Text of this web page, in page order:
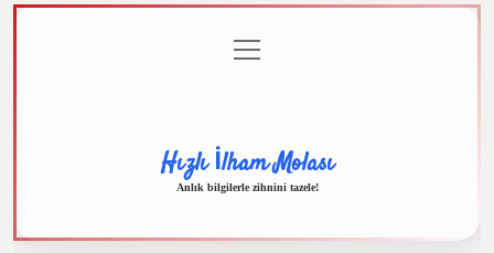
menüyü
aç
Hızlı İlham Molası
Anlık bilgilerle zihnini tazele!